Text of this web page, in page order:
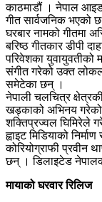
काठमाडौं । नेपाल
गीत सार्वजनिक भएको
घरबार नामको गीतमा
बरिष्ठ गीतकार डीपी
परिवेशका युवायुवतीको
संगीत गरेको उक्त
समेटेका छन् ।
नेपाली चलचित्र
खड्काको अभिनय गरेको
शक्तिप्रज्वल घिमिरेले
ह्वाइट मिडियाको
कोरियोग्राफी प्रवीन
छन् । डिलाइटेड
मायाको घरवार रिलिज